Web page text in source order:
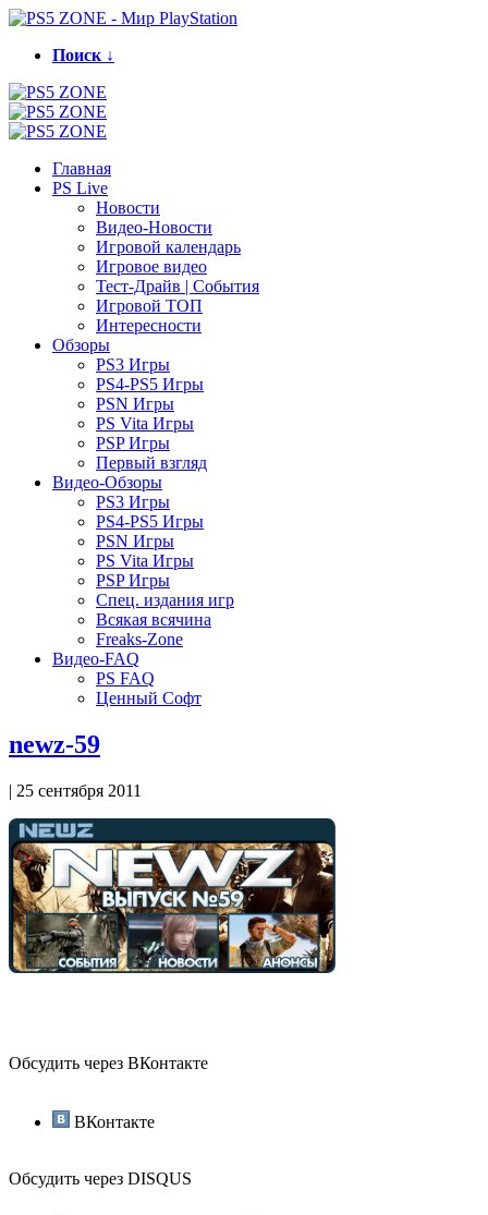
Поиск ↓
Главная
PS Live
Новости
Видео-Новости
Игровой календарь
Игровое видео
Тест-Драйв | События
Игровой ТОП
Интересности
Обзоры
PS3 Игры
PS4-PS5 Игры
PSN Игры
PS Vita Игры
PSP Игры
Первый взгляд
Видео-Обзоры
PS3 Игры
PS4-PS5 Игры
PSN Игры
PS Vita Игры
PSP Игры
Спец. издания игр
Всякая всячина
Freaks-Zone
Видео-FAQ
PS FAQ
Ценный Софт
newz-59
| 25 сентября 2011
Обсудить через ВКонтакте
ВКонтакте
Обсудить через DISQUS